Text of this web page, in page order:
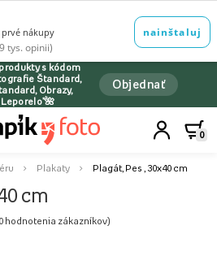
s kódom
Štandard,
Obrazy,
Objednať
0
Plakaty Plagát, Pes , 30x40 cm
cm
0 hodnotenia zákazníkov)